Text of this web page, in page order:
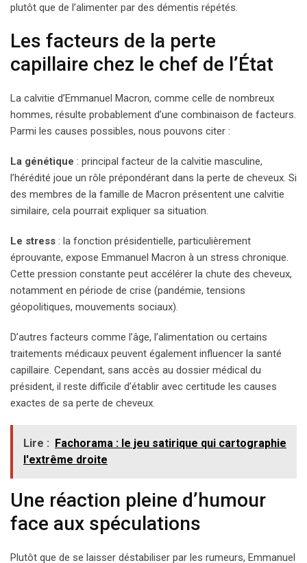
plutôt que de l’alimenter par des démentis répétés.
Les facteurs de la perte
capillaire chez le chef de l’État
La calvitie d’Emmanuel Macron, comme celle de nombreux
hommes, résulte probablement d’une combinaison de facteurs.
Parmi les causes possibles, nous pouvons citer :
La génétique : principal facteur de la calvitie masculine,
l’hérédité joue un rôle prépondérant dans la perte de cheveux. Si
des membres de la famille de Macron présentent une calvitie
similaire, cela pourrait expliquer sa situation.
Le stress : la fonction présidentielle, particulièrement
éprouvante, expose Emmanuel Macron à un stress chronique.
Cette pression constante peut accélérer la chute des cheveux,
notamment en période de crise (pandémie, tensions
géopolitiques, mouvements sociaux).
D’autres facteurs comme l’âge, l’alimentation ou certains
traitements médicaux peuvent également influencer la santé
capillaire. Cependant, sans accès au dossier médical du
président, il reste difficile d’établir avec certitude les causes
exactes de sa perte de cheveux.
Lire : Fachorama : le jeu satirique qui cartographie
l'extrême droite
Une réaction pleine d’humour
face aux spéculations
Plutôt que de se laisser déstabiliser par les rumeurs, Emmanuel